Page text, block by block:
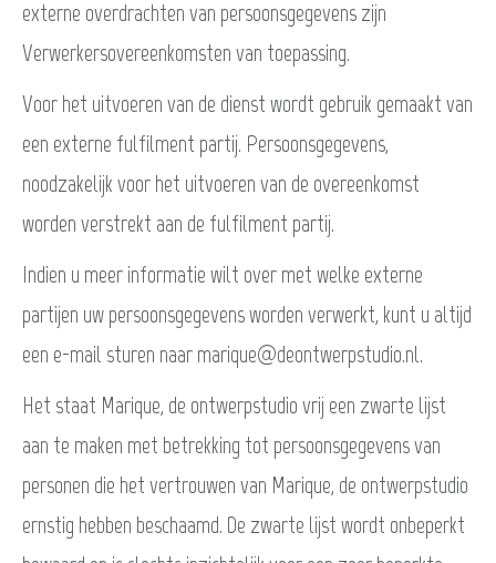
externe overdrachten van persoonsgegevens zijn
Verwerkersovereenkomsten van toepassing.
Voor het uitvoeren van de dienst wordt gebruik gemaakt van
een externe fulfilment partij. Persoonsgegevens,
noodzakelijk voor het uitvoeren van de overeenkomst
worden verstrekt aan de fulfilment partij.
Indien u meer informatie wilt over met welke externe
partijen uw persoonsgegevens worden verwerkt, kunt u altijd
een e-mail sturen naar marique@deontwerpstudio.nl.
Het staat Marique, de ontwerpstudio vrij een zwarte lijst
aan te maken met betrekking tot persoonsgegevens van
personen die het vertrouwen van Marique, de ontwerpstudio
ernstig hebben beschaamd. De zwarte lijst wordt onbeperkt